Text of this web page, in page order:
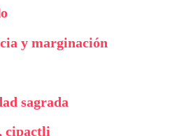
y marginación
sagrada
cipactli